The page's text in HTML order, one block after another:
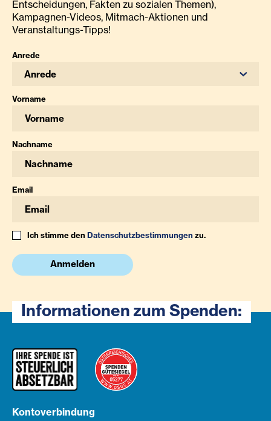
Entscheidungen, Fakten zu sozialen Themen),
Kampagnen-Videos, Mitmach-Aktionen und
Veranstaltungs-Tipps!
Anrede
Anrede
Vorname
Nachname
Email
Ich stimme denDatenschutzbestimmungenzu.
Anmelden
Informationen zum Spenden:
Kontoverbindung